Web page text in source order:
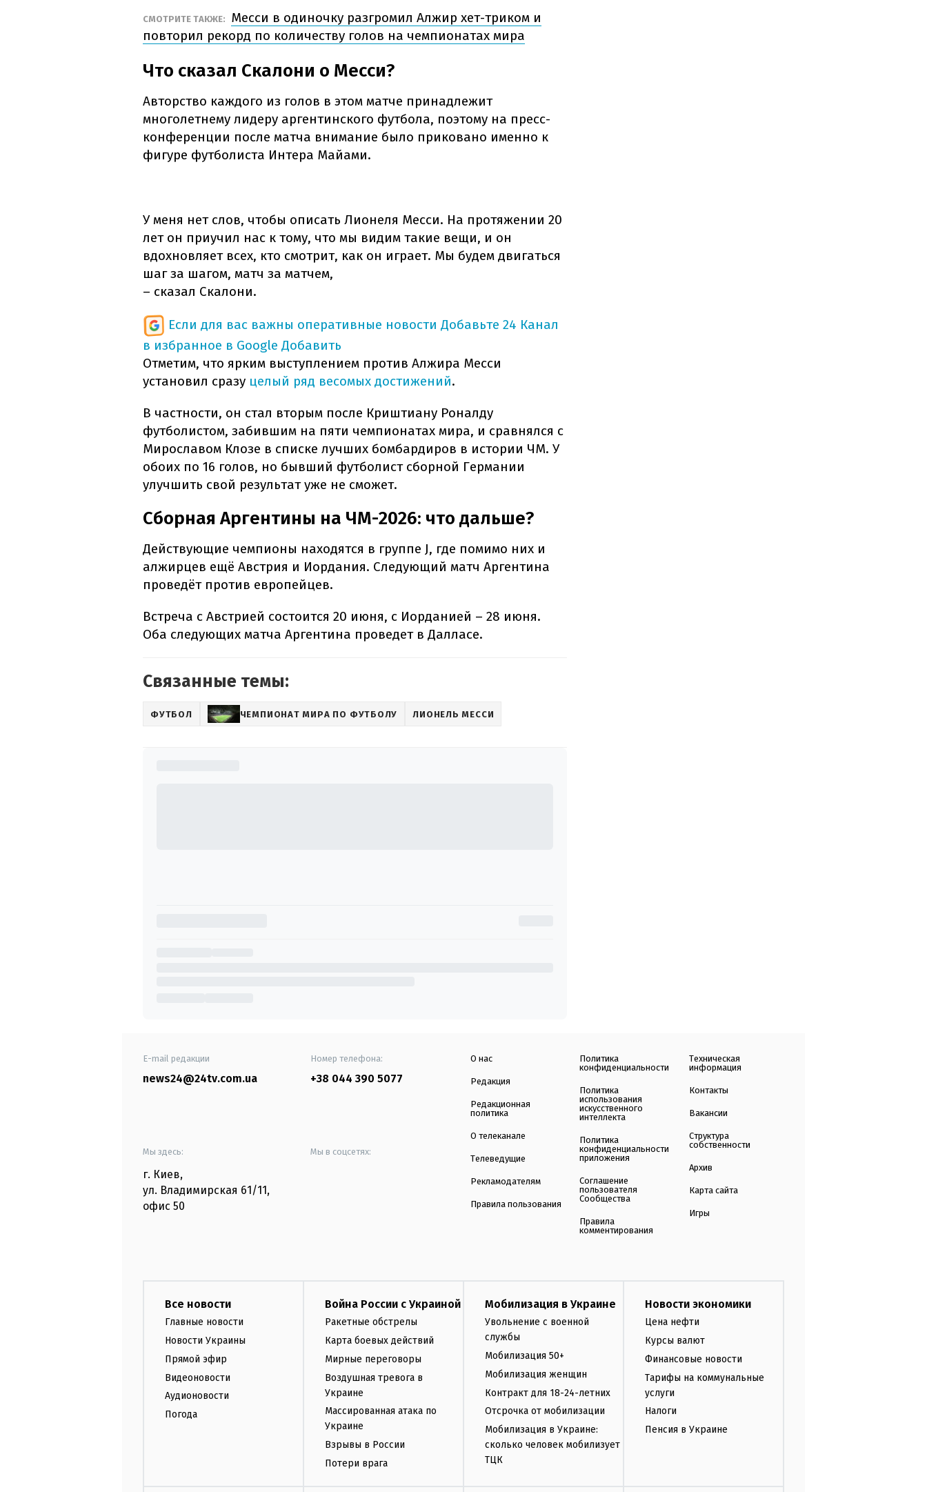
СМОТРИТЕ ТАКЖЕ:
Месси в одиночку разгромил Алжир хет-триком и
повторил рекорд по количеству голов на чемпионатах мира
Что сказал Скалони о Месси?
Авторство каждого из голов в этом матче принадлежит
многолетнему лидеру аргентинского футбола, поэтому на пресс-
конференции после матча внимание было приковано именно к
фигуре футболиста Интера Майами.
У меня нет слов, чтобы описать Лионеля Месси. На протяжении 20
лет он приучил нас к тому, что мы видим такие вещи, и он
вдохновляет всех, кто смотрит, как он играет. Мы будем двигаться
шаг за шагом, матч за матчем,
– сказал Скалони.
Если для вас важны оперативные новости Добавьте 24 Канал
в избранное в Google Добавить
Отметим, что ярким выступлением против Алжира Месси
установил сразу целый ряд весомых достижений.
В частности, он стал вторым после Криштиану Роналду
футболистом, забившим на пяти чемпионатах мира, и сравнялся с
Мирославом Клозе в списке лучших бомбардиров в истории ЧМ. У
обоих по 16 голов, но бывший футболист сборной Германии
улучшить свой результат уже не сможет.
Сборная Аргентины на ЧМ-2026: что дальше?
Действующие чемпионы находятся в группе J, где помимо них и
алжирцев ещё Австрия и Иордания. Следующий матч Аргентина
проведёт против европейцев.
Встреча с Австрией состоится 20 июня, с Иорданией – 28 июня.
Оба следующих матча Аргентина проведет в Далласе.
Связанные темы:
ФУТБОЛ ЧЕМПИОНАТ МИРА ПО ФУТБОЛУ ЛИОНЕЛЬ МЕССИ
E-mail редакции
news24@24tv.com.ua
Номер телефона:
+38 044 390 5077
Мы здесь:
г. Киев,
ул. Владимирская 61/11,
офис 50
Мы в соцсетях:
О нас
Редакция
Редакционная
политика
О телеканале
Телеведущие
Рекламодателям
Правила пользования
Политика
конфиденциальности
Политика
использования
искусственного
интеллекта
Политика
конфиденциальности
приложения
Соглашение
пользователя
Сообщества
Правила
комментирования
Техническая
информация
Контакты
Вакансии
Структура
собственности
Архив
Карта сайта
Игры
Все новости
Главные новости
Новости Украины
Прямой эфир
Видеоновости
Аудионовости
Погода
Война России с Украиной
Ракетные обстрелы
Карта боевых действий
Мирные переговоры
Воздушная тревога в
Украине
Массированная атака по
Украине
Взрывы в России
Потери врага
Мобилизация в Украине
Увольнение с военной
службы
Мобилизация 50+
Мобилизация женщин
Контракт для 18-24-летних
Отсрочка от мобилизации
Мобилизация в Украине:
сколько человек мобилизует
ТЦК
Новости экономики
Цена нефти
Курсы валют
Финансовые новости
Тарифы на коммунальные
услуги
Налоги
Пенсия в Украине